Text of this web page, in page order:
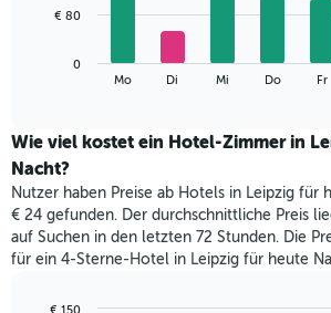
die
Monate
hat
1
Y-
Achse,
die
den
bars.
folgende
den
durchschnittlichen
Preis
eines
Zimmers
für
den
Wochentag.
Mo Di Mi Do Fr
0
€ 80
Wie viel kostet ein Hotel-Zimmer in
Nacht?
Nutzer haben Preise ab Hotels in Leipzig für
€ 24 gefunden. Der durchschnittliche Preis
auf Suchen in den letzten 72 Stunden. Die
für ein 4-Sterne-Hotel in Leipzig für heute